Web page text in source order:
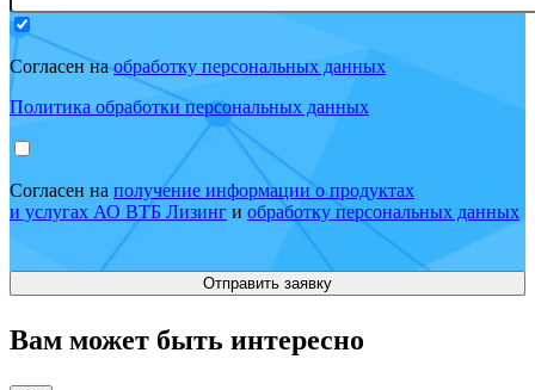
Согласен наобработку персональных данных
Политика обработки персональных данных
Согласен на получение информации о продуктах
и услугах АО ВТБ Лизинг и обработку персональных данных
Вам может быть интересно